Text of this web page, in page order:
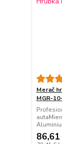
Merač
MGR-